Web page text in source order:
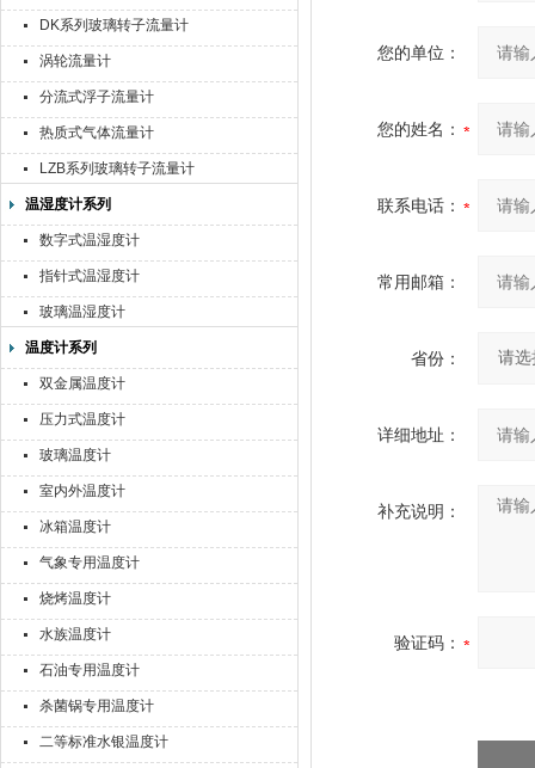
DK系列玻璃转子流量计
涡轮流量计
分流式浮子流量计
热质式气体流量计
LZB系列玻璃转子流量计
温湿度计系列
数字式温湿度计
指针式温湿度计
玻璃温湿度计
温度计系列
双金属温度计
压力式温度计
玻璃温度计
室内外温度计
冰箱温度计
气象专用温度计
烧烤温度计
水族温度计
石油专用温度计
杀菌锅专用温度计
二等标准水银温度计
您的单位：
您的姓名：
联系电话：
常用邮箱：
省份：
详细地址：
补充说明：
验证码：